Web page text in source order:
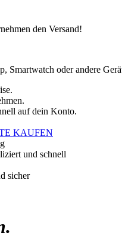
den Versand!
Smartwatch oder andere
auf dein Konto.
KAUFEN
und schnell
sicher